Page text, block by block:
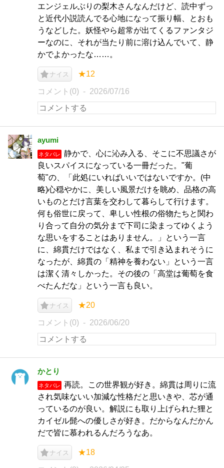
エンジェルぶりの梨木さんなんだけど、読中ずっ
と近代小説読んでる心地になって振り幅、とおも
うなどした。妖怪やら超常が出てくるファンタジ
ーなのに、それが当たり前に溶け込んでいて、静
かでよかったな……。
ナイス ★12
コメント(0) 2026/07/16
ayumi
ネタバレ
静かで、心に沁み入る、そこに不思議さが
良いスパイスになっている一冊だった。"葡
萄"の、「此処にいればいいではないですか。(中
略)心穏やかに、美しい風景だけを眺め、品格の高
いものとだけ言葉を交わして暮らして行けます。
何も俗世に戻って、卑しい性根の俗物たちと関わ
り合って自分の気分まで下司に染まってゆくよう
な思いをすることはありません。」という一言
に、綿貫だけではなく、私まで引き込まれそうに
なったが、綿貫の「精神を養わない」という一言
は潔く清々しかった。その後の「高堂は葡萄を食
べたんだな」という一言も良い。
ナイス ★20
コメント(0) 2026/06/20
かとり
ネタバレ
再読。この世界観が好き。綿貫は周りに流
され気味ないい加減な性格だと思いきや、芯が通
っているのが良い。解説にも取り上げられた狸と
カイゼル髭への優しさが好き。だからなんだかん
だで皆に慕われるんだろうなあ。
ナイス ★18